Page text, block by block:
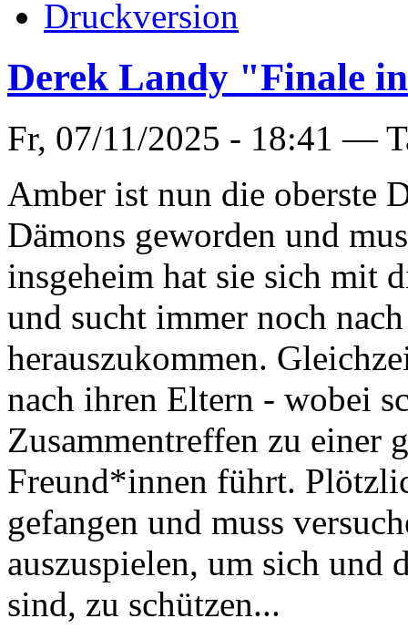
Derek Landy "Finale
Fr, 07/11/2025 - 18:41 —
Amber ist nun die oberste
Dämons geworden und
insgeheim hat sie sich mit
und sucht immer noch
herauszukommen.
nach ihren Eltern - wobei
Zusammentreffen zu einer
Freund*innen führt.
gefangen und muss
auszuspielen, um sich
sind, zu schützen...